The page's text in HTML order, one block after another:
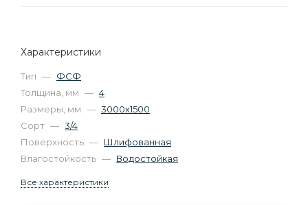
Характеристики
Тип — ФСФ
Толщина, мм — 4
Размеры, мм — 3000х1500
Сорт — 3/4
Поверхность — Шлифованная
Влагостойкость — Водостойкая
Все характеристики